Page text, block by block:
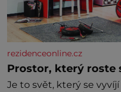
rezidenceonline.cz
Prostor, který roste
Je to svět, který se